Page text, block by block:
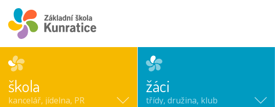
škola
kancelář, jídelna, PR
žáci
třídy, družina, klub